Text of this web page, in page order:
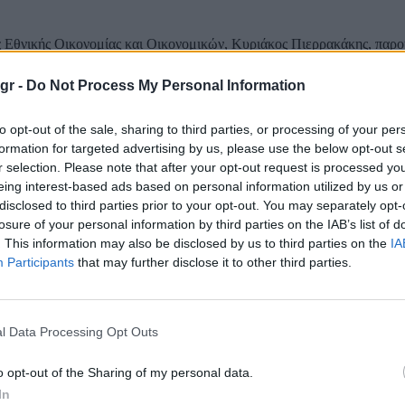
- Do Not Process My Personal Information
opt-out of the sale, sharing to third parties, or processing of your
for targeted advertising by us, please use the below opt-out
selection. Please note that after your opt-out request is processed
interest-based ads based on personal information utilized by us
to third parties prior to your opt-out. You may separately
of your personal information by third parties on the IAB’s list of
This information may also be disclosed by us to third parties on the
Participants that may further disclose it to other third parties.
Data Processing Opt Outs
opt-out of the Sharing of my personal data.
Οικονομίας και Οικονομικών, Κυριάκος Πιερρακάκης,
(ΕΛΤΑ). Όπως τόνισε ο Υπουργός, προβλέπεται μετασχηματισμός
Ταχυδρομεία: Διευκρινίσεις για το
D&O
δημοσιεύματα, σχετικά με το ασφαλιστήριο συμβόλαιο
D&O των ΕΛΤΑ, σε ανακοίνωσή τους τα Ελληνικά
τα εξής: 1. Τα ΕΛΤΑ διαθέτουν ασφαλιστήριο συμβόλαιο D&O από
Ελεγκτικό Συνέδριο